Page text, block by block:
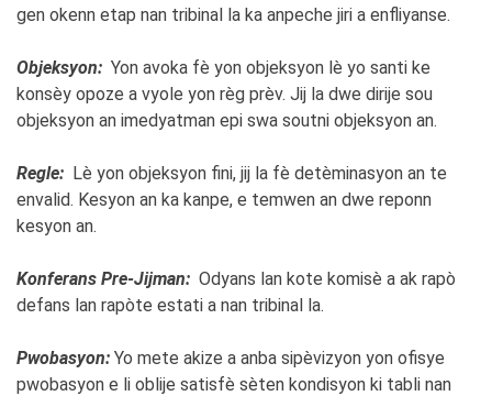
gen okenn etap nan tribinal la ka anpeche jiri a enfliyanse.
Objeksyon: Yon avoka fè yon objeksyon lè yo santi ke
konsèy opoze a vyole yon règ prèv. Jij la dwe dirije sou
objeksyon an imedyatman epi swa soutni objeksyon an.
Regle: Lè yon objeksyon fini, jij la fè detèminasyon an te
envalid. Kesyon an ka kanpe, e temwen an dwe reponn
kesyon an.
Konferans Pre-Jijman: Odyans lan kote komisè a ak rapò
defans lan rapòte estati a nan tribinal la.
Pwobasyon: Yo mete akize a anba sipèvizyon yon ofisye
pwobasyon e li oblije satisfè sèten kondisyon ki tabli nan